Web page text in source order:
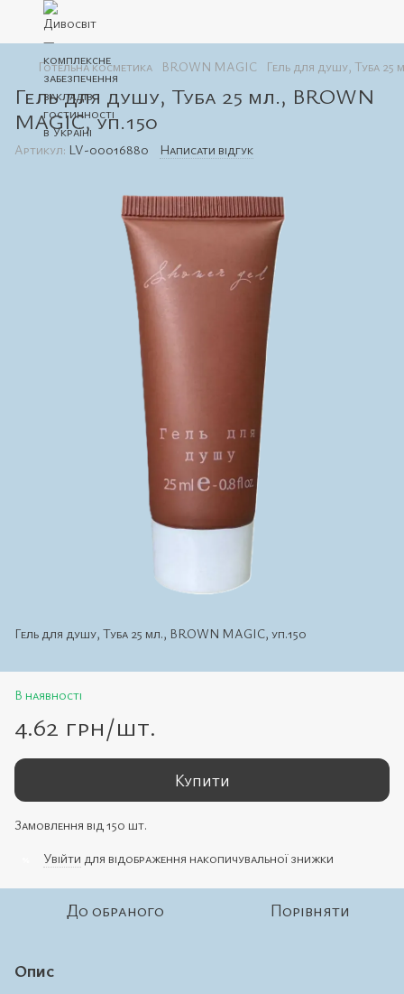
Готельна косметика BROWN MAGIC Гель для душу, Туба
Гель для душу, Туба 25 мл., BROWN
MAGIC, уп.150
Артикул: LV-00016880 Написати відгук
Гель для душу, Туба 25 мл., BROWN MAGIC, уп.150
В наявності
4.62 грн/шт.
Купити
Замовлення від 150 шт.
Увійти для відображення накопичувальної знижки
До обраного Порівняти
Опис